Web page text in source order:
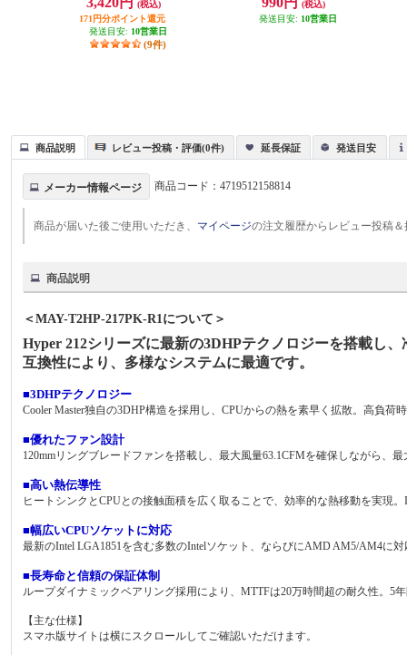
(税込)
171円分ポイント還元
発送目安: 10営業日
(9件)
(税込)
発送目安: 10営業日
商品説明 レビュー投稿・評価(0件) 延長保証 発送目安
メーカー情報ページ 商品コード：4719512158814
商品が届いた後ご使用いただき、 マイページの注文履歴からレビュー投稿
商品説明
＜MAY-T2HP-217PK-R1について＞
Hyper 212シリーズに最新の3DHPテクノロジーを搭載し
互換性により、多様なシステムに最適です。
■3DHPテクノロジー
Cooler Master独自の3DHP構造を採用し、CPUからの熱を素早く拡散。高負
■優れたファン設計
120mmリングブレードファンを搭載し、最大風量63.1CFMを確保しながら、
■高い熱伝導性
ヒートシンクとCPUとの接触面積を広く取ることで、効率的な熱移動を実現
■幅広いCPUソケットに対応
最新のIntel LGA1851を含む多数のIntelソケット、ならびにAMD AM5/AM4に
■長寿命と信頼の保証体制
ループダイナミックベアリング採用により、MTTFは20万時間超の耐久性。5
【主な仕様】
スマホ版サイトは横にスクロールしてご確認いただけます。